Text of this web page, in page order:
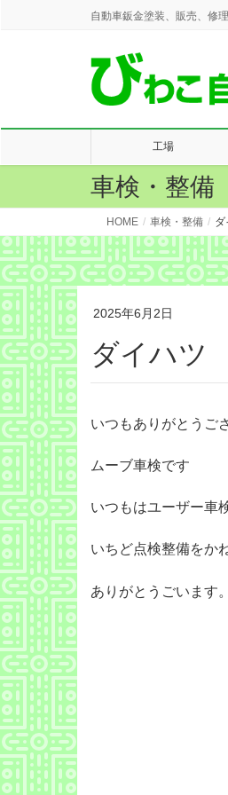
自動車鈑金塗装、販売、修
工場
車検・整備
HOME 車検・整備
2025年6月2日
ダイハ
いつもありがとうご
ムーブ車検です
いつもはユーザー車
いちど点検整備をか
ありがとうごいます。